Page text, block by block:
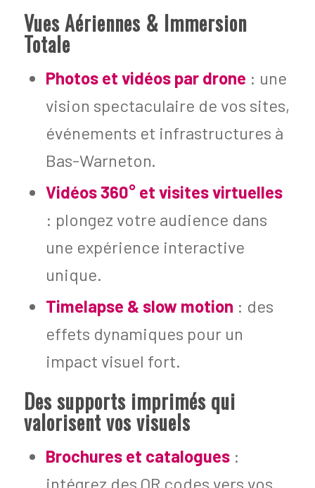
Vues Aériennes & Immersion
Totale
Photos et vidéos par drone : une
vision spectaculaire de vos sites,
événements et infrastructures à
Bas-Warneton.
Vidéos 360° et visites virtuelles
: plongez votre audience dans
une expérience interactive
unique.
Timelapse & slow motion : des
effets dynamiques pour un
impact visuel fort.
Des supports imprimés qui
valorisent vos visuels
Brochures et catalogues:
intégrez des QR codes vers vos